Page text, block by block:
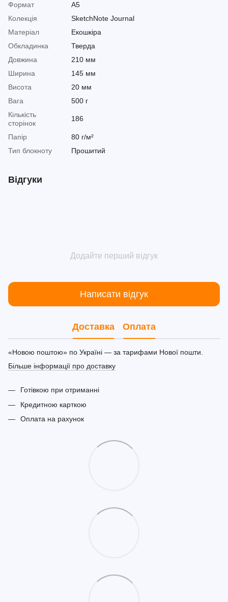
Формат
A5
Колекція
SketchNote Journal
Матеріал
Екошкіра
Обкладинка
Тверда
Довжина
210 мм
Ширина
145 мм
Висота
20 мм
Вага
500 г
Кількість
сторінок
186
Папір
80 г/м²
Тип блокноту
Прошитий
Відгуки
Додайте перший відгук
Написати відгук
Доставка Оплата
«Новою поштою» по Україні — за тарифами Нової пошти.
Більше інформації про доставку
Готівкою при отриманні
Кредитною карткою
Оплата на рахунок